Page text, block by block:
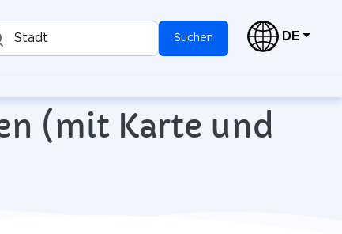
Stadt Suchen DE
(mit Karte und